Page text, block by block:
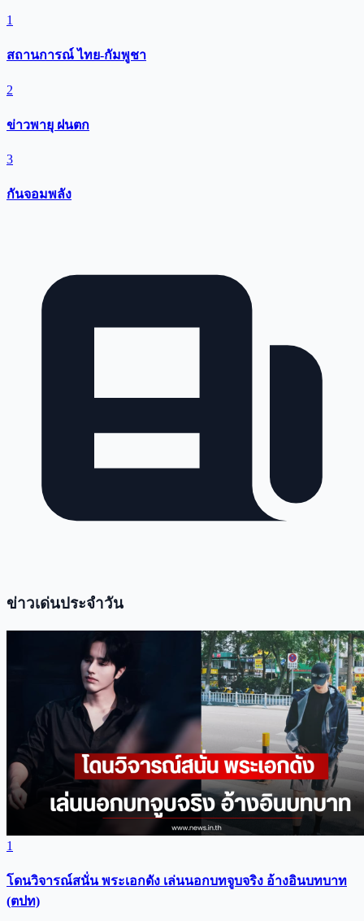
1
สถานการณ์ ไทย-กัมพูชา
2
ข่าวพายุ ฝนตก
3
กันจอมพลัง
ข่าวเด่นประจำวัน
1
โดนวิจารณ์สนั่น พระเอกดัง เล่นนอกบทจูบจริง อ้างอินบทบาท
(ตปท)